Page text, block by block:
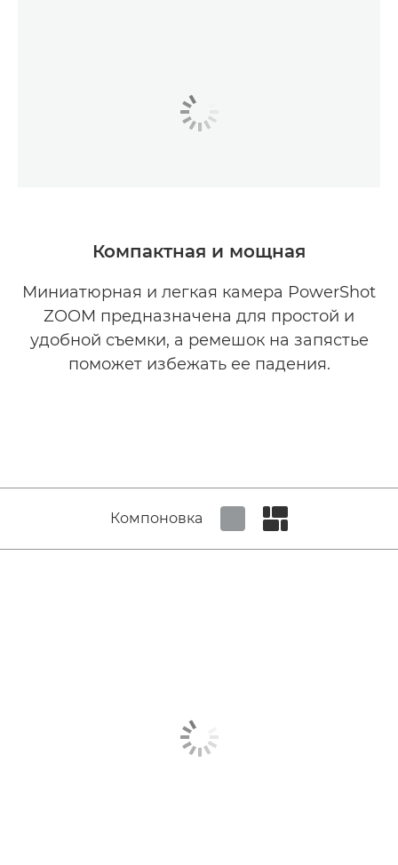
Компактная и мощная
Миниатюрная и легкая камера PowerShot
ZOOM предназначена для простой и
удобной съемки, а ремешок на запястье
поможет избежать ее падения.
Компоновка